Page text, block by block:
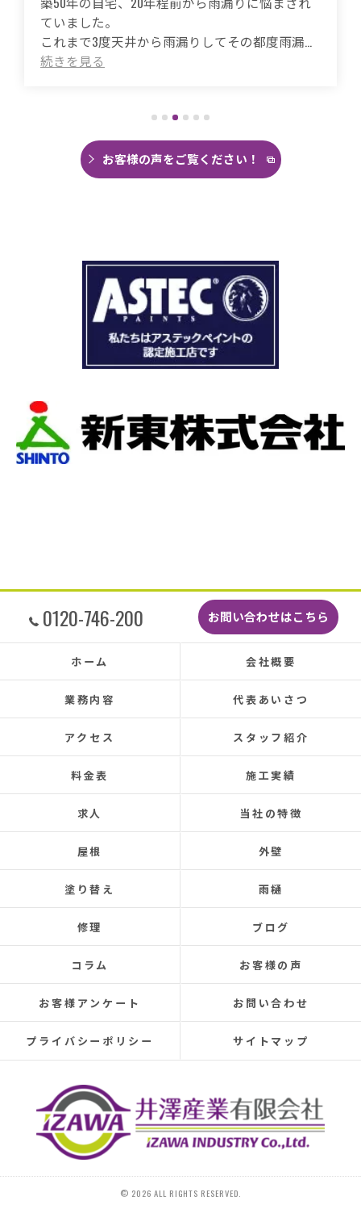
ていました。
これまで3度天井から雨漏りしてその都度雨漏り
箇所は修繕してもらいましたがスッキリ直った
がなく雨の日は憂鬱で仕方ありませんでした。
今回は絶対に原因を特定して修繕してほしいと
思い毎日口コミを見て井澤産業さんにたどり着
くことができました。
瓦の劣化がだいぶ進んでいて所々でヒビや1箇所
穴が空いているのもわりました。
本当は屋根全部を変えたいところでしたが、こ
の先10数年で住み替え予定なので瓦の差し替え
をお願いしました。
作業です。
当初夕方４時頃終了予定が、家にあった予備の
瓦まで使って瓦を差し替えてもらったので薄暗
くなるまで頑張っていただき頭の下がる思いで
しっかり直していただいたのでその後雨漏りも
もちろんなく、先日はかなりのドシャ降りでし
たがポツポツ音も一切ありませんでした。
本当に井澤さんにお願いしてよかったです、ま
た皆さまとても感じの良い方ばかりで安心して
お任せできました。
あと口コミを書いてくださった皆さまのおかげ
で井澤産業さんを知ることができました。
この場をお借りして感謝いたします。
この度は本当にありがとうございました。
今後ともよろしくお願いします！ (Translated by
Google) My 50-year-old house has been plagued by roof
leaks for about 20 years.
Three times so far, the ceiling has leaked, and although
the leaks were repaired each time, the problem was
never completely fixed.
Even after repairs, the dripping sound would reappear
elsewhere, making rainy days incredibly depressing.
This time, I was determined to have the cause identified
and repaired, so I searched online reviews daily and
finally found Izawa Sangyo.
From the initial estimate, it was completely different
They conducted a thorough leak investigation
and inspecting the attic from the second-floor closet,
and were able to pinpoint the leak location.
They discovered that the roof tiles were significantly
deteriorated, with cracks in several places and even a
hole in one spot.
お客様の声をご覧ください！
0120-746-200 お問い合わせはこちら
ホーム 会社概要
業務内容 代表あいさつ
アクセス スタッフ紹介
料金表 施工実績
求人 当社の特徴
屋根 外壁
塗り替え 雨樋
修理 ブログ
コラム お客様の声
お客様アンケート お問い合わせ
プライバシーポリシー サイトマップ
© 2026 ALL RIGHTS RESERVED.